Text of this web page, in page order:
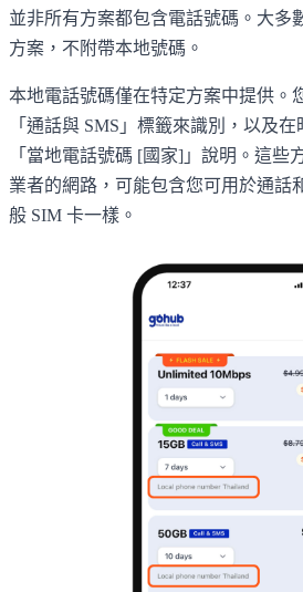
並非所有方案都包含電話號碼。大多
方案，不附帶本地號碼。
本地電話號碼僅在特定方案中提供。
「通話與 SMS」標籤來識別，以及
「當地電話號碼 [國家]」說明。這些
業者的網路，可能包含您可用於通話
般 SIM 卡一樣。